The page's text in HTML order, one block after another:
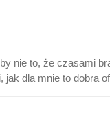
nie to, że czasami
dla mnie to dobra